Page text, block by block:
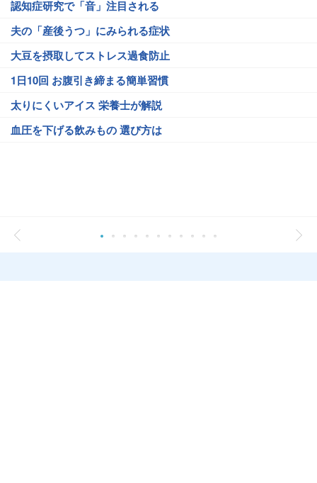
認知症研究で「音」注目される
夫の「産後うつ」にみられる症状
大豆を摂取してストレス過食防止
1日10回 お腹引き締まる簡単習慣
太りにくいアイス 栄養士が解説
血圧を下げる飲みもの 選び方は